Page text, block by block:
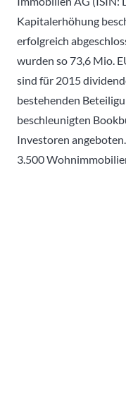
Kapitalerhöhung
erfolgreich
wurden so 73,6 Mio.
sind für 2015
bestehenden
beschleunigten
Investoren
3.500